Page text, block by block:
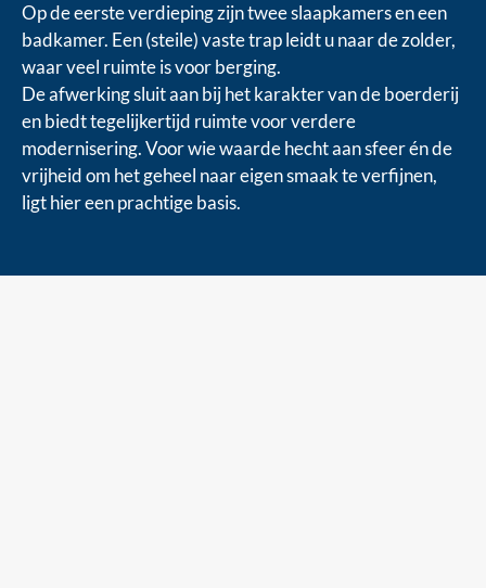
Op de eerste verdieping zijn twee slaapkamers en een
badkamer. Een (steile) vaste trap leidt u naar de zolder,
waar veel ruimte is voor berging.
De afwerking sluit aan bij het karakter van de boerderij
en biedt tegelijkertijd ruimte voor verdere
modernisering. Voor wie waarde hecht aan sfeer én de
vrijheid om het geheel naar eigen smaak te verfijnen,
ligt hier een prachtige basis.